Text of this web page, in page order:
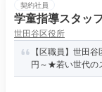
契約社員
学童指導スタッ
世田谷区役所
【区職員】世田
円～★若い世代の